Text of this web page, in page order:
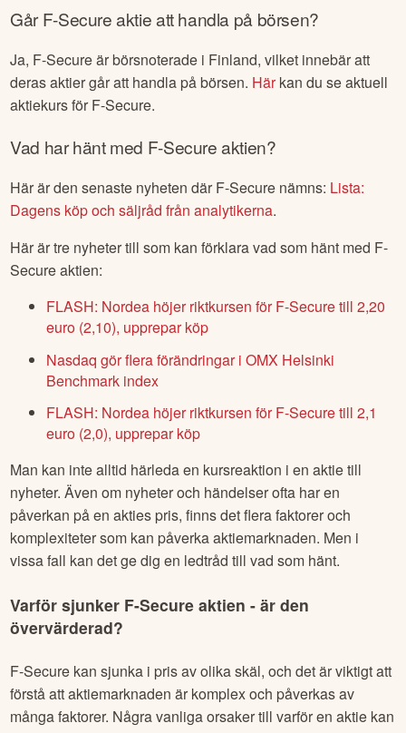
GårF-Secureaktie att handla på börsen?
Ja, F-Secureär börsnoterade i Finland, vilket innebär att
deras aktier går att handla på börsen. Härkan du se aktuell
aktiekurs för F-Secure.
Vad har hänt med F-Secureaktien?
Här är den senaste nyheten där F-Secure nämns: Lista:
Dagens köp och säljråd från analytikerna.
Här är tre nyheter till som kan förklara vad som hänt med F-
Secureaktien:
FLASH: Nordea höjer riktkursen för F-Secure till 2,20
euro (2,10), upprepar köp
Nasdaq gör flera förändringar i OMX Helsinki
Benchmark index
FLASH: Nordea höjer riktkursen för F-Secure till 2,1
euro (2,0), upprepar köp
Man kan inte alltid härleda en kursreaktion i en aktie till
nyheter. Även om nyheter och händelser ofta har en
påverkan på en akties pris, finns det flera faktorer och
komplexiteter som kan påverka aktiemarknaden. Men i
vissa fall kan det ge dig en ledtråd till vad som hänt.
Varför sjunker F-Secure aktien - är den
övervärderad?
F-Secure kan sjunka i pris av olika skäl, och det är viktigt att
förstå att aktiemarknaden är komplex och påverkas av
många faktorer. Några vanliga orsaker till varför en aktie kan